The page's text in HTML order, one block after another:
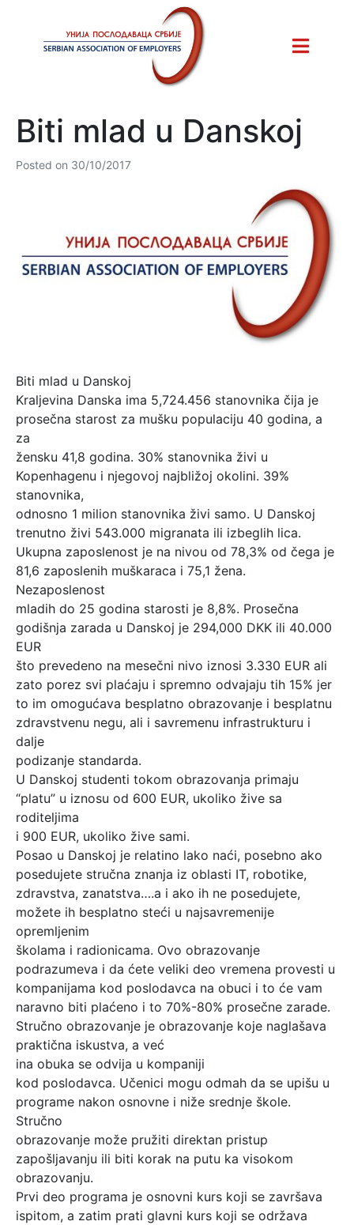
Biti mlad u Danskoj
Posted on 30/10/2017
Biti mlad u Danskoj
Kraljevina Danska ima 5,724.456 stanovnika čija je
prosečna starost za mušku populaciju 40 godina, a
za
žensku 41,8 godina. 30% stanovnika živi u
Kopenhagenu i njegovoj najbližoj okolini. 39%
stanovnika,
odnosno 1 milion stanovnika živi samo. U Danskoj
trenutno živi 543.000 migranata ili izbeglih lica.
Ukupna zaposlenost je na nivou od 78,3% od čega je
81,6 zaposlenih muškaraca i 75,1 žena.
Nezaposlenost
mladih do 25 godina starosti je 8,8%. Prosečna
godišnja zarada u Danskoj je 294,000 DKK ili 40.000
EUR
što prevedeno na mesečni nivo iznosi 3.330 EUR ali
zato porez svi plaćaju i spremno odvajaju tih 15% jer
to im omogućava besplatno obrazovanje i besplatnu
zdravstvenu negu, ali i savremenu infrastrukturu i
dalje
podizanje standarda.
U Danskoj studenti tokom obrazovanja primaju
“platu” u iznosu od 600 EUR, ukoliko žive sa
roditeljima
i 900 EUR, ukoliko žive sami.
Posao u Danskoj je relatino lako naći, posebno ako
posedujete stručna znanja iz oblasti IT, robotike,
zdravstva, zanatstva….a i ako ih ne posedujete,
možete ih besplatno steći u najsavremenije
opremljenim
školama i radionicama. Ovo obrazovanje
podrazumeva i da ćete veliki deo vremena provesti u
kompanijama kod poslodavca na obuci i to će vam
naravno biti plaćeno i to 70%-80% prosečne zarade.
Stručno obrazovanje je obrazovanje koje naglašava
praktična iskustva, a već
ina obuka se odvija u kompaniji
kod poslodavca. Učenici mogu odmah da se upišu u
programe nakon osnovne i niže srednje škole.
Stručno
obrazovanje može pružiti direktan pristup
zapošljavanju ili biti korak na putu ka visokom
obrazovanju.
Prvi deo programa je osnovni kurs koji se završava
ispitom, a zatim prati glavni kurs koji se održava